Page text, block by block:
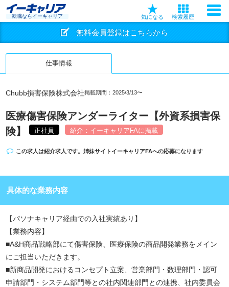
転職ならイーキャリア 気になる 検索履歴
無料会員登録はこちらから
仕事情報
Chubb損害保険株式会社掲載期間：2025/3/13〜
医療傷害保険アンダーライター【外資系損害保
険】
正社員 紹介：イーキャリアFAに掲載
この求人は紹介求人です。姉妹サイト イーキャリアFAへの応募になります
具体的な業務内容
【パソナキャリア経由での入社実績あり】
【業務内容】
■A&H商品戦略部にて傷害保険、医療保険の商品開発業務をメイン
にご担当いただきます。
■新商品開発におけるコンセプト立案、営業部門・数理部門・認可
申請部門・システム部門等との社内関連部門との連携、社内委員会